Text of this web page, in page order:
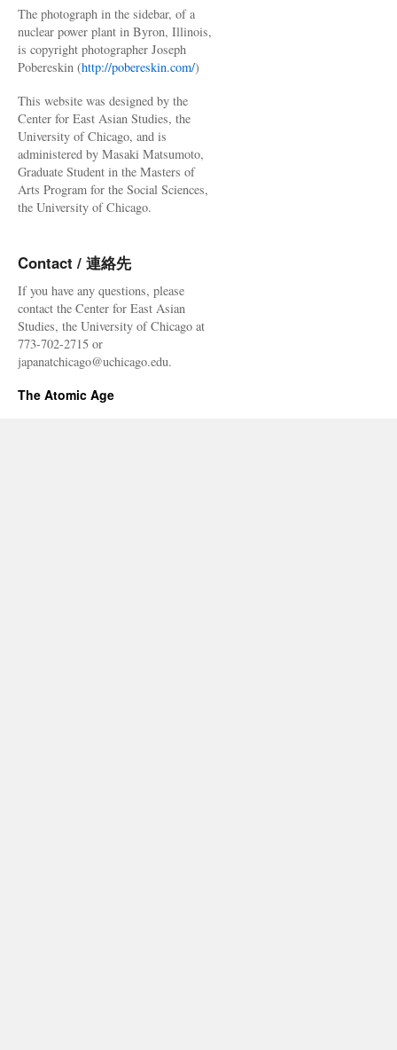
The photograph in the sidebar, of a
nuclear power plant in Byron, Illinois,
is copyright photographer Joseph
Pobereskin (http://pobereskin.com/)
This website was designed by the
Center for East Asian Studies, the
University of Chicago, and is
administered by Masaki Matsumoto,
Graduate Student in the Masters of
Arts Program for the Social Sciences,
the University of Chicago.
Contact / 連絡先
If you have any questions, please
contact the Center for East Asian
Studies, the University of Chicago at
773-702-2715 or
japanatchicago@uchicago.edu.
The Atomic Age